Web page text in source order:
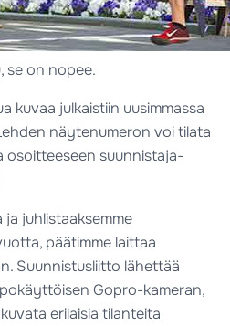
se on nopee.
kuvaa julkaistiin uusimmassa
näytenumeron voi tilata
osoitteeseen suunnistaja-
juhlistaaksemme
päätimme laittaa
Suunnistusliitto lähettää
Gopro-kameran,
erilaisia tilanteita